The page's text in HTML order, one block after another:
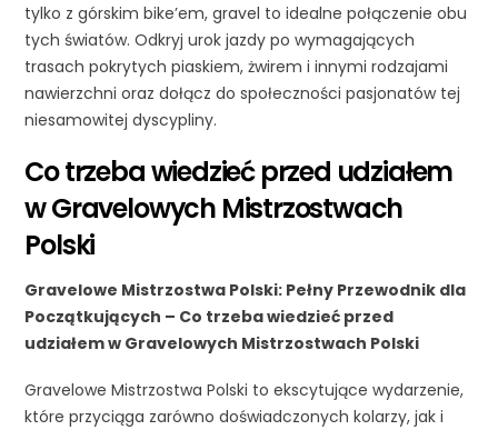
tylko z górskim bike’em, gravel to idealne połączenie obu
tych światów. Odkryj urok jazdy po wymagających
trasach pokrytych piaskiem, żwirem i innymi rodzajami
nawierzchni oraz dołącz do społeczności pasjonatów tej
niesamowitej dyscypliny.
Co trzeba wiedzieć przed udziałem
w Gravelowych Mistrzostwach
Polski
Gravelowe Mistrzostwa Polski: Pełny Przewodnik dla
Początkujących – Co trzeba wiedzieć przed
udziałem w Gravelowych Mistrzostwach Polski
Gravelowe Mistrzostwa Polski to ekscytujące wydarzenie,
które przyciąga zarówno doświadczonych kolarzy, jak i